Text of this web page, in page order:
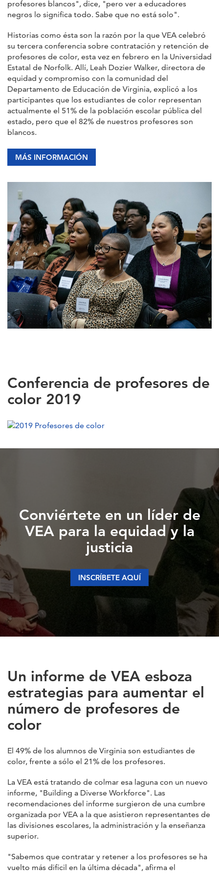
profesores blancos", dice, "pero ver a educadores
negros lo significa todo. Sabe que no está solo".
Historias como ésta son la razón por la que VEA celebró
su tercera conferencia sobre contratación y retención de
profesores de color, esta vez en febrero en la Universidad
Estatal de Norfolk. Allí, Leah Dozier Walker, directora de
equidad y compromiso con la comunidad del
Departamento de Educación de Virginia, explicó a los
participantes que los estudiantes de color representan
actualmente el 51% de la población escolar pública del
estado, pero que el 82% de nuestros profesores son
blancos.
MÁS INFORMACIÓN
Conferencia de profesores de
color 2019
Conviértete en un líder de
VEA para la equidad y la
justicia
INSCRÍBETE AQUÍ
Un informe de VEA esboza
estrategias para aumentar el
número de profesores de
color
El 49% de los alumnos de Virginia son estudiantes de
color, frente a sólo el 21% de los profesores.
La VEA está tratando de colmar esa laguna con un nuevo
informe, "Building a Diverse Workforce". Las
recomendaciones del informe surgieron de una cumbre
organizada por VEA a la que asistieron representantes de
las divisiones escolares, la administración y la enseñanza
superior.
"Sabemos que contratar y retener a los profesores se ha
vuelto más difícil en la última década", afirma el